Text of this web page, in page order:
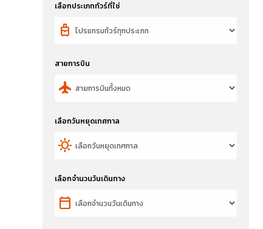
เลือกประเภททัวร์ที่ใช่
travel_luggage_and_bags
สายการบิน
flight
เลือกวันหยุดเทศกาล
sunny
เลือกจำนวนวันเดินทาง
calendar_today